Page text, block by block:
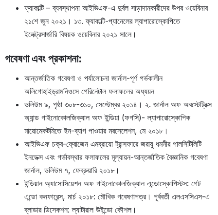
ফ্যাকাল্টি – ব্যবস্থাপনা আইভিএফ-এ দুর্বল সাড়াদানকারীদের উপর ওয়েবিনার
২১শে জুন ২০২১। ১৩. ফ্যাকাল্টি-প্যানেলের ল্যাপারোস্কোপিতে
ইলেক্ট্রসার্জারি বিষয়ক ওয়েবিনার ২০২১ সালে।
গবেষণা এবং প্রকাশনা:
আন্তর্জাতিক গবেষণা ও পর্যালোচনা জার্নাল-পূর্ণ গর্ভকালীন
অলিগোহাইড্রামনিওসে পেরিনেটাল ফলাফলের অধ্যয়ন
ভলিউম ৯, পৃষ্ঠা ৩০৮-৩১০, সেপ্টেম্বর ২০১৪। ২. জার্নাল অফ অবস্টেট্রিক্স
অ্যান্ড গাইনোকোলজিক্যাল অফ ইন্ডিয়া (ফগসি)- ল্যাপারোস্কোপিক
মায়োমেকটমিতে ইন-ব্যাগ পাওয়ার মরসেলেশন, মে ২০১৮।
আইভিএফ চক্র-ফ্রোজেন এমব্রায়ো ট্রান্সফারে জরায়ু ধমনীর পালসিটিলিটি
ইনডেক্স এবং গর্ভাবস্থার ফলাফলের মূল্যায়ন-আন্তর্জাতিক বৈজ্ঞানিক গবেষণা
জার্নাল, ভলিউম ৭, ফেব্রুয়ারি ২০১৮।
ইন্ডিয়ান অ্যাসোসিয়েশন অফ গাইনোকোলজিক্যাল এন্ডোস্কোপিস্টস: গেট
এন্ডো কনফারেন্স, মার্চ ২০১৮: মৌখিক গবেষণাপত্র। পূর্ববর্তী এলএসসিএস-এ
ব্লাডার ডিসেকশন: ল্যাটারাল উইন্ডো কৌশল।